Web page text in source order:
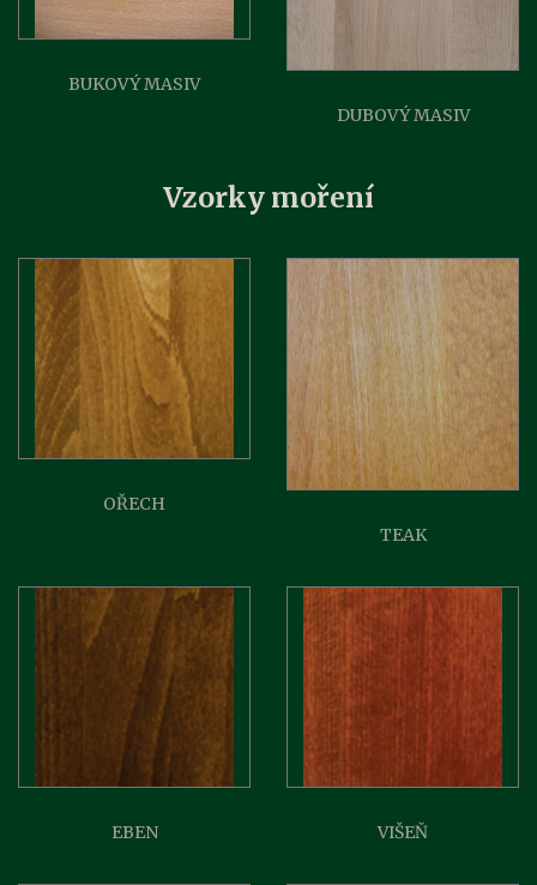
BUKOVÝ MASIV
DUBOVÝ MASIV
Vzorky moření
OŘECH
TEAK
EBEN VIŠEŇ